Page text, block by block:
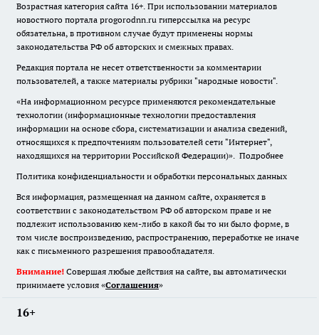
Возрастная категория сайта 16+. При использовании материалов
новостного портала progorodnn.ru гиперссылка на ресурс
обязательна, в противном случае будут применены нормы
законодательства РФ об авторских и смежных правах.
Редакция портала не несет ответственности за комментарии
пользователей, а также материалы рубрики "народные новости".
«На информационном ресурсе применяются рекомендательные
технологии (информационные технологии предоставления
информации на основе сбора, систематизации и анализа сведений,
относящихся к предпочтениям пользователей сети "Интернет",
находящихся на территории Российской Федерации)». Подробнее
Политика конфиденциальности и обработки персональных данных
Вся информация, размещенная на данном сайте, охраняется в
соответствии с законодательством РФ об авторском праве и не
подлежит использованию кем-либо в какой бы то ни было форме, в
том числе воспроизведению, распространению, переработке не иначе
как с письменного разрешения правообладателя.
Внимание! Совершая любые действия на сайте, вы автоматически
принимаете условия «Cоглашения»
16+